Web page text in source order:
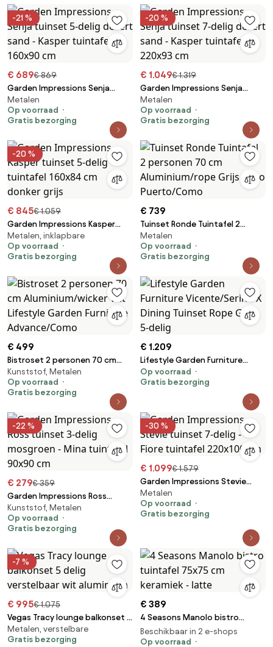
-21 %
€ 689€ 869
Garden Impressions Senja
tuinset 5-delig desert sand -
Kasper tuintafel 160x90 cm
Metalen
Op voorraad
Gratis bezorging
-20 %
€ 1.049€ 1.319
Garden Impressions Senja
tuinset 7-delig desert sand -
Kasper tuintafel 220x93 cm
Metalen
Op voorraad
Gratis bezorging
-20 %
€ 845€ 1.059
Garden Impressions Kasper
tuinset 5-delig - tuintafel
160x84 cm donker grijs
Metalen, inklapbare
Op voorraad
Gratis bezorging
€ 739
Tuinset Ronde Tuintafel 2
personen 70 cm
Aluminium/rope Grijs Coco
Puerto/Como
Metalen
Op voorraad
Gratis bezorging
€ 499
Bistroset 2 personen 70 cm
Aluminium/wicker Wit Lifestyle
Garden Furniture
Advance/Como
Kunststof, Metalen
Op voorraad
Gratis bezorging
€ 1.209
Lifestyle Garden Furniture
Vicente/Serino X Dining Tuinset
Rope Grijs 5-delig
Op voorraad
Gratis bezorging
-22 %
€ 279€ 359
Garden Impressions Ross
tuinset 3-delig mosgroen -
Mina tuintafel 90x90 cm
Kunststof, Metalen
Op voorraad
Gratis bezorging
-30 %
€ 1.099€ 1.579
Garden Impressions Stevie
tuinset 7-delig - Fiore tuintafel
220x100 cm
Metalen
Op voorraad
Gratis bezorging
-7 %
€ 995€ 1.075
Vegas Tracy lounge balkonset 5
delig verstelbaar wit aluminium
Metalen, verstelbare
Gratis bezorging
€ 389
4 Seasons Manolo bistro
tuintafel 75x75 cm keramiek -
latte
Beschikbaar in 2 e-shops
Op voorraad